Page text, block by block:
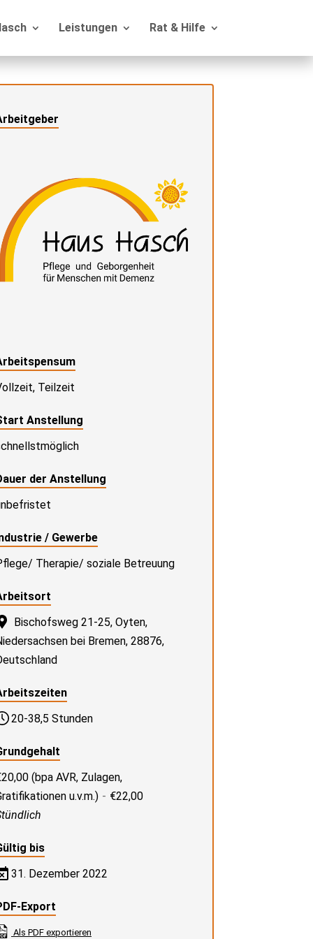
Leistungen Rat & Hilfe
Teilzeit
Anstellung
der Anstellung
/ Gewerbe
Therapie/ soziale Betreuung
Bischofsweg 21-25, Oyten,
bei Bremen, 28876,
20-38,5 Stunden
(bpa AVR, Zulagen,
u.v.m.) - €22,00
bis
31. Dezember 2022
Export
Als PDF exportieren